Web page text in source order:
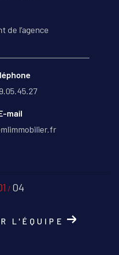
de l’agence
mail
/ 04
L'ÉQUIPE